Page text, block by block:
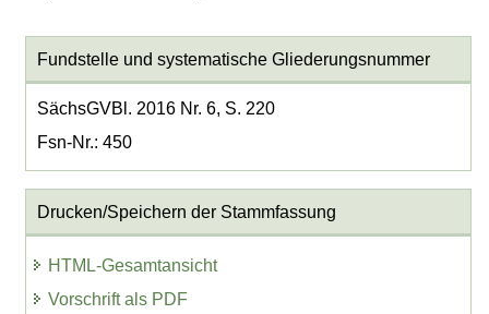
Fundstelle und systematische Gliederungsnummer
SächsGVBl. 2016 Nr. 6, S. 220
Fsn-Nr.: 450
Drucken/Speichern der Stammfassung
HTML-Gesamtansicht
Vorschrift als PDF